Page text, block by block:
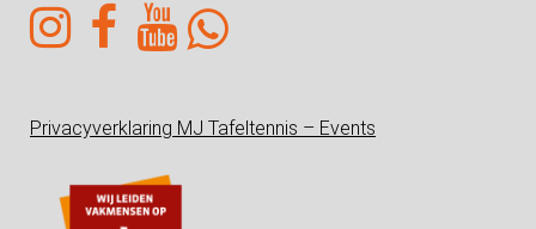
Privacyverklaring MJ Tafeltennis – Events